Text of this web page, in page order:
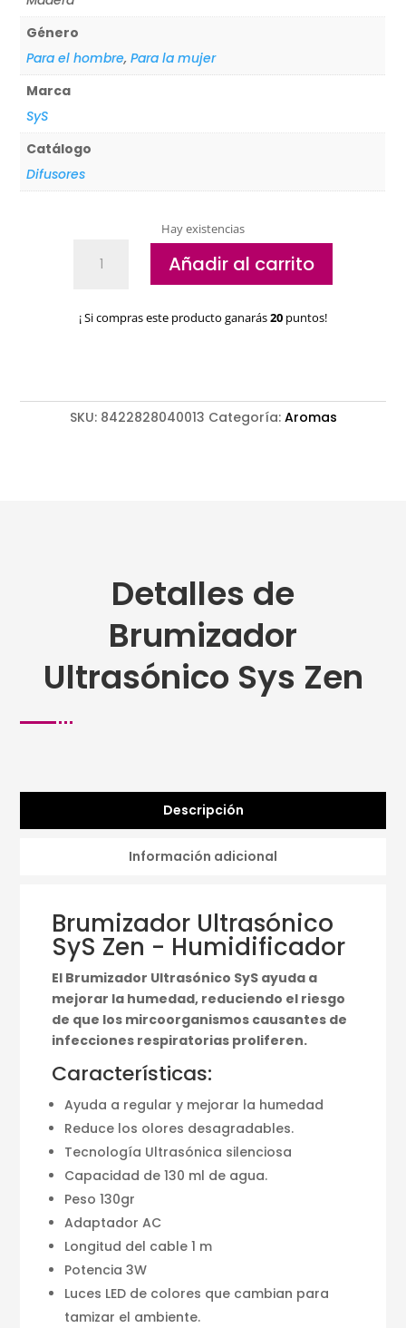
Género
Para el hombre,Para la mujer
Marca
SyS
Catálogo
Difusores
Hay existencias
Ultrasónico
Zen
Añadir al carrito
¡ Si compras este producto ganarás20 puntos!
SKU: 8422828040013 Categoría: Aromas
Detalles de
Brumizador
Ultrasónico Sys Zen
Descripción
Información adicional
Brumizador Ultrasónico
SyS Zen - Humidificador
El Brumizador Ultrasónico SyS ayuda a
mejorar la humedad, reduciendo el riesgo
de que los mircoorganismos causantes de
infecciones respiratorias proliferen.
Características:
Ayuda a regular y mejorar la humedad
Reduce los olores desagradables.
Tecnología Ultrasónica silenciosa
Capacidad de 130 ml de agua.
Peso 130gr
Adaptador AC
Longitud del cable 1 m
Potencia 3W
Luces LED de colores que cambian para
tamizar el ambiente.